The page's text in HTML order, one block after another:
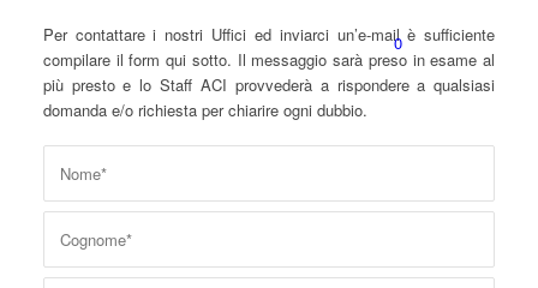
0
Per contattare i nostri Uffici ed inviarci un’e-mail è sufficiente
compilare il form qui sotto. Il messaggio sarà preso in esame al
più presto e lo Staff ACI provvederà a rispondere a qualsiasi
domanda e/o richiesta per chiarire ogni dubbio.